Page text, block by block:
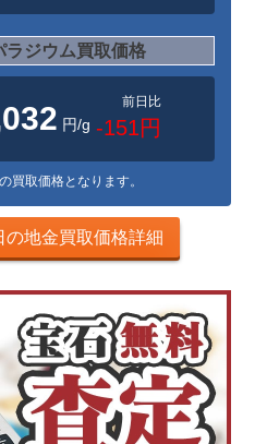
ラジウム買取価格
円/g
前日比
-151円
買取価格となります。
の地金買取価格詳細